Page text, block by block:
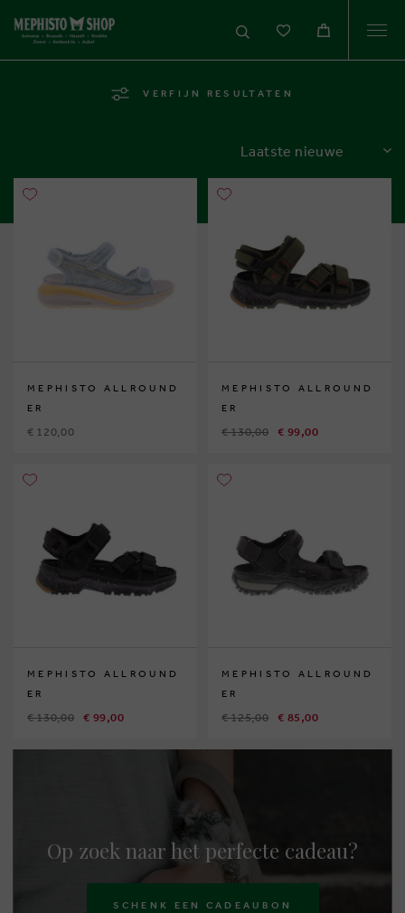
VERFIJN RESULTATEN
SORTEREN
MEPHISTO ALLROUND
ER
€ 120,00
MEPHISTO ALLROUND
ER
€ 130,00 € 99,00
MEPHISTO ALLROUND
ER
€ 130,00 € 99,00
MEPHISTO ALLROUND
ER
€ 125,00 € 85,00
Op zoek naar het perfecte cadeau?
SCHENK EEN CADEAUBON